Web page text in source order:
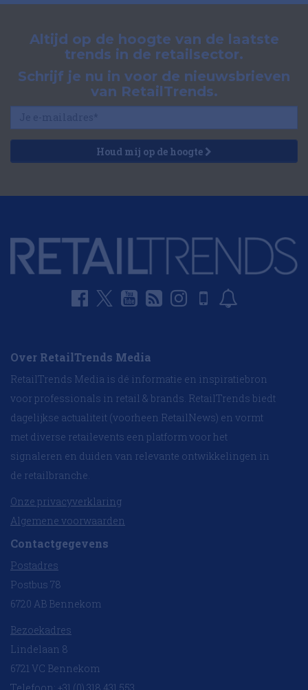
Altijd op de hoogte van de laatste
trends in de retailsector.
Schrijf je nu in voor de nieuwsbrieven
van RetailTrends.
Houd mij op de hoogte
Over RetailTrends Media
RetailTrends Media is dé informatie en inspiratiebron
voor professionals in retail & brands. RetailTrends biedt
dagelijkse actualiteit (voorheen RetailNews) en vormt
met diverse retailevents een platform voor het
signaleren en duiden van relevante ontwikkelingen in
de retailbranche.
Onze privacyverklaring
Algemene voorwaarden
Contactgegevens
Postadres
Postbus 78
6720 AB Bennekom
Bezoekadres
Lindelaan 8
6721 VC Bennekom
Telefoon: +31 (0) 318 431 553